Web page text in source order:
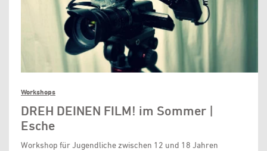
Workshops
DREH DEINEN FILM! im Sommer |
Esche
Workshop für Jugendliche zwischen 12 und 18 Jahren